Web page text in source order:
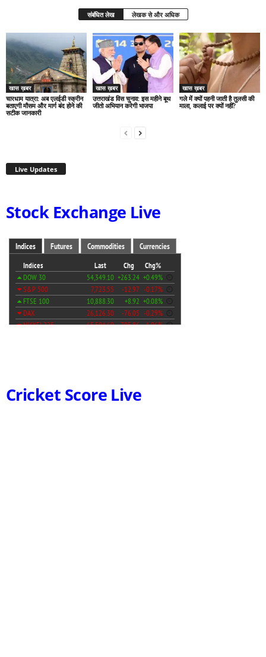
संबंधित लेख लेखक से और अधिक
खास ख़बर
चारधाम यात्रा: अब एलईडी स्क्रीन
बताएगी मौसम और मार्ग बंद होने की
सटीक जानकारी
खास ख़बर
उत्तराखंड विस चुनाव: इस महीने बूथ
जीतो अभियान करेगी भाजपा
खास ख़बर
गले में क्यों पहनी जाती है तुलसी की
माला, कलाई पर क्यों नहीं?
Live Updates
Stock Exchange Live
Cricket Score Live